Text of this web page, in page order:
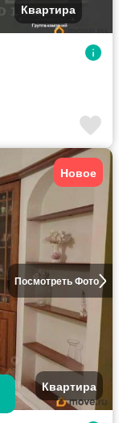
Квартира
Посмотреть Фото
Новое
Квартира